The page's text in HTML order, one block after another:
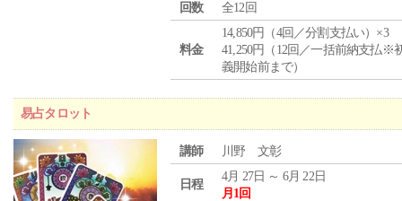
回数
全12回
料金
14,850円（4回／分割支払い）×3
41,250円（12回／一括前納支払※
義開始前まで）
易占タロット
講師 川野 文彰
日程
4月 27日 ～ 6月 22日
月1回